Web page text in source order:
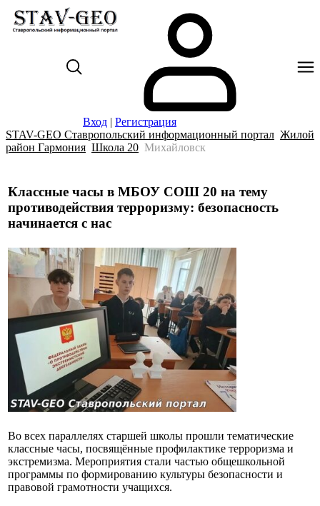
Вход | Регистрация
STAV-GEO Ставропольский информационный портал Жилой
район Гармония Школа 20 Михайловск
Классные часы в МБОУ СОШ 20 на тему
противодействия терроризму: безопасность
начинается с нас
Во всех параллелях старшей школы прошли тематические
классные часы, посвящённые профилактике терроризма и
экстремизма. Мероприятия стали частью общешкольной
программы по формированию культуры безопасности и
правовой грамотности учащихся.